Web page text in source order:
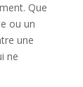
Que
ou un
une
ne